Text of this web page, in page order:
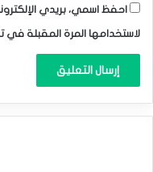
احفظ اسمي، بريدي
لاستخدامها المرة المقبلة في